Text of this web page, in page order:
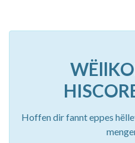
Hoffen dir fannt eppes